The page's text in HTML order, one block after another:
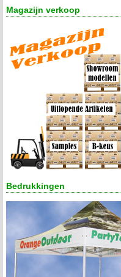
Magazijn verkoop
Bedrukkingen